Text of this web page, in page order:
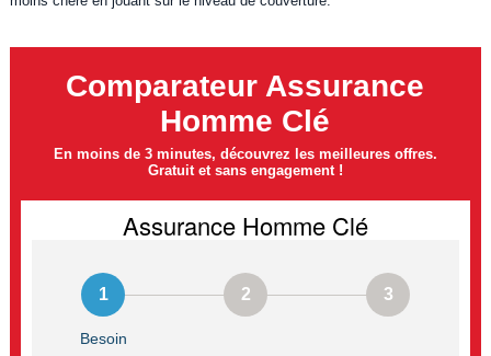
Comparateur Assurance
Homme Clé
En moins de 3 minutes, découvrez les meilleures offres.
Gratuit et sans engagement !